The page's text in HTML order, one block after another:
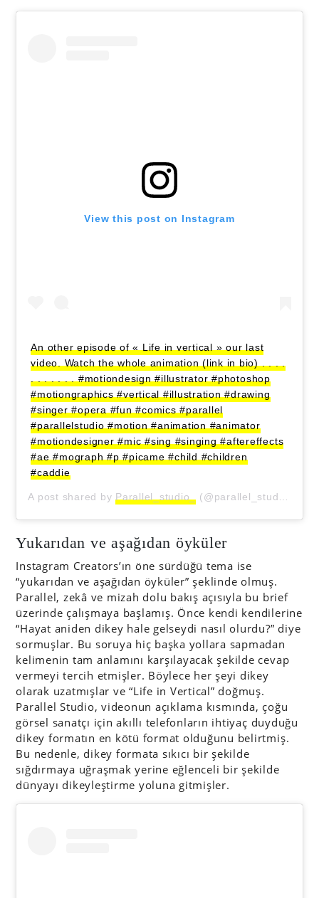
View this post on Instagram
An other episode of « Life in vertical » our last
video. Watch the whole animation (link in bio) . . . .
. . . . . . . #motiondesign #illustrator #photoshop
#motiongraphics #vertical #illustration #drawing
#singer #opera #fun #comics #parallel
#parallelstudio #motion #animation #animator
#motiondesigner #mic #sing #singing #aftereffects
#ae #mograph #p #picame #child #children
#caddie
A post shared by Parallel_studio_ (@parallel_studio_) on
Yukarıdan ve aşağıdan öyküler
Instagram Creators’ın öne sürdüğü tema ise
“yukarıdan ve aşağıdan öyküler” şeklinde olmuş.
Parallel, zekâ ve mizah dolu bakış açısıyla bu brief
üzerinde çalışmaya başlamış. Önce kendi kendilerine
“Hayat aniden dikey hale gelseydi nasıl olurdu?” diye
sormuşlar. Bu soruya hiç başka yollara sapmadan
kelimenin tam anlamını karşılayacak şekilde cevap
vermeyi tercih etmişler. Böylece her şeyi dikey
olarak uzatmışlar ve “Life in Vertical” doğmuş.
Parallel Studio, videonun açıklama kısmında, çoğu
görsel sanatçı için akıllı telefonların ihtiyaç duyduğu
dikey formatın en kötü format olduğunu belirtmiş.
Bu nedenle, dikey formata sıkıcı bir şekilde
sığdırmaya uğraşmak yerine eğlenceli bir şekilde
dünyayı dikeyleştirme yoluna gitmişler.